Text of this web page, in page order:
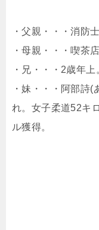
・父親・・・消防士
・母親・・・喫茶
・兄・・・2歳年
・妹・・・阿部詩(
れ。 女子柔道52キ
ル獲得。